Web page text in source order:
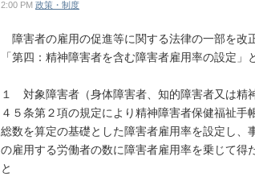
2:00 PM 政策・制度
障害者の雇用の促進等に関する法律の一部を改
「第四：精神障害者を含む障害者雇用率の設定」
１ 対象障害者（身体障害者、知的障害者又は精
４５条第２項の規定により精神障害者保健福祉
総数を算定の基礎とした障害者雇用率を設定し
の雇用する労働者の数に障害者雇用率を乗じて得
と